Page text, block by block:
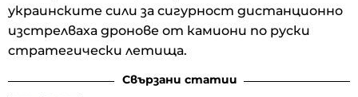
украинските сили за сигурност дистанционно
изстрелваха дронове от камиони по руски
стратегически летища.
Свързани статии